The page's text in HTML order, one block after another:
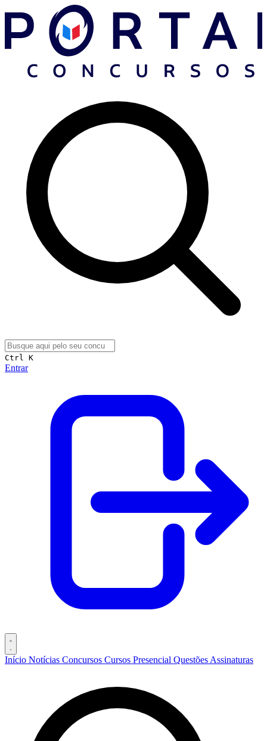
Ctrl K
Entrar
Início Notícias Concursos Cursos Presencial Questões Assinaturas